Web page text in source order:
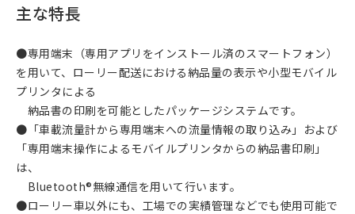
主な特長
●専用端末（専用アプリをインストール済のスマートフォン）
を用いて、ローリー配送における納品量の表示や小型モバイル
プリンタによる
納品書の印刷を可能としたパッケージシステムです。
●「車載流量計から専用端末への流量情報の取り込み」および
「専用端末操作によるモバイルプリンタからの納品書印刷」
は、
Bluetooth®無線通信を用いて行います。
●ローリー車以外にも、工場での実績管理などでも使用可能で